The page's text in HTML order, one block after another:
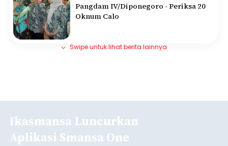
Pangdam IV/Diponegoro - Periksa 20
Oknum Calo
Swipe untuk lihat berita lainnya
Ikasmansa Luncurkan
Aplikasi Smansa One